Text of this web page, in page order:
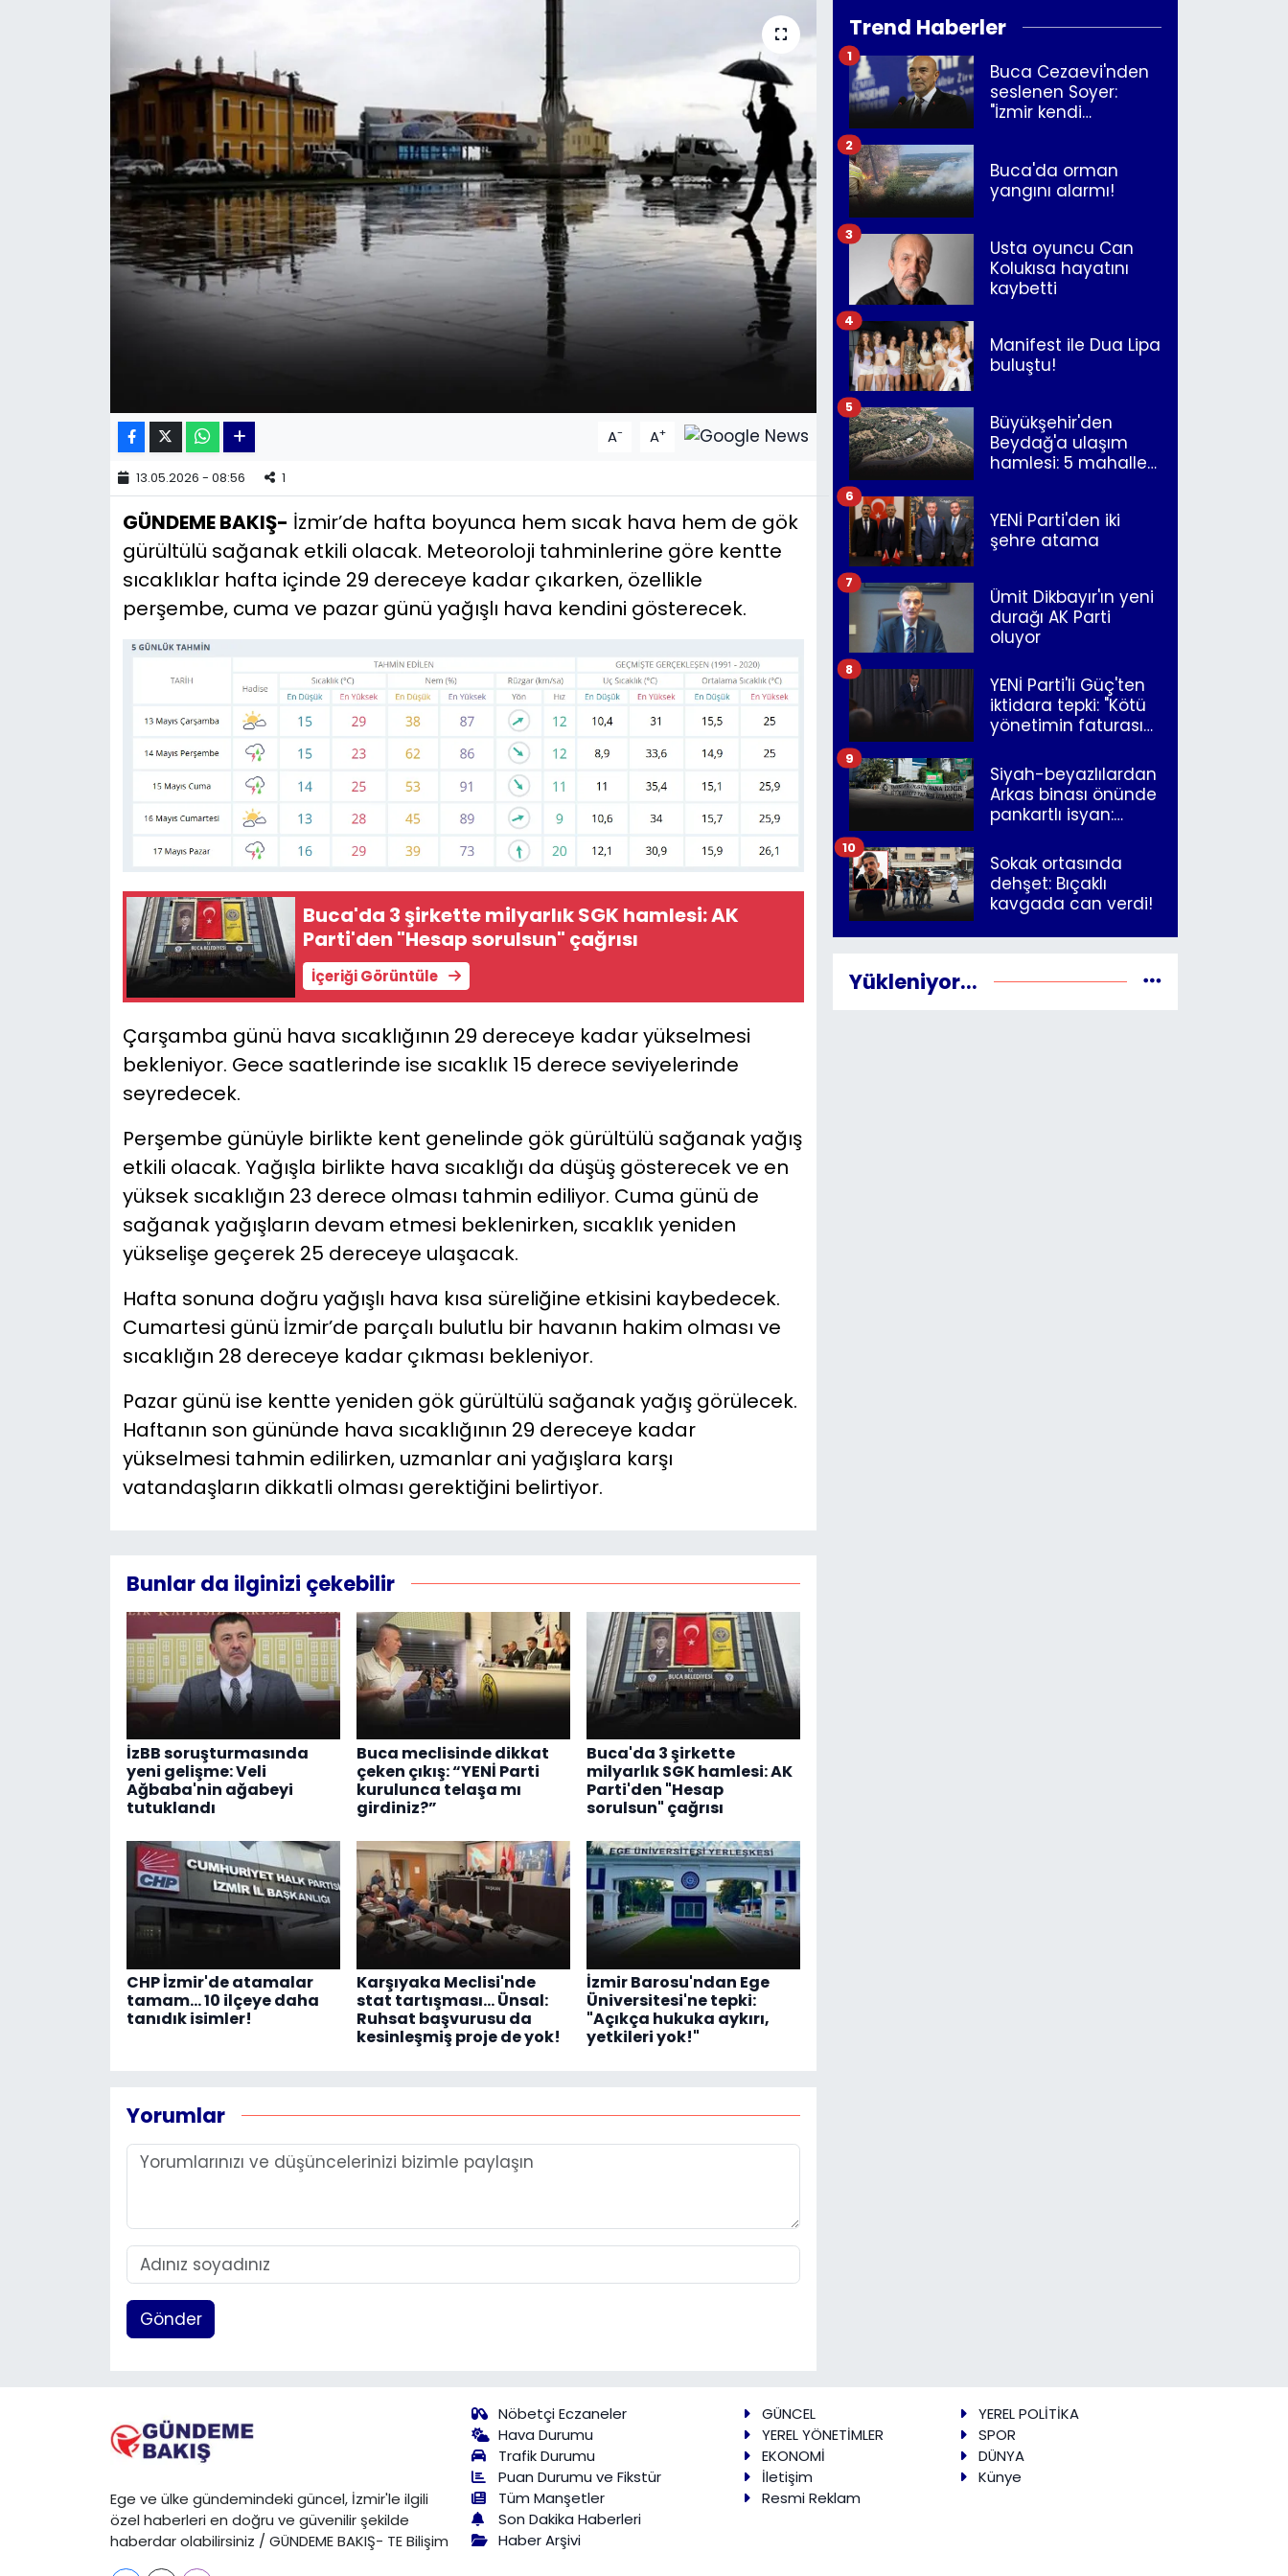
A- A+
13.05.2026 - 08:56 1
GÜNDEME BAKIŞ- İzmir’de hafta boyunca hem sıcak hava hem de gök
gürültülü sağanak etkili olacak. Meteoroloji tahminlerine göre kentte
sıcaklıklar hafta içinde 29 dereceye kadar çıkarken, özellikle
perşembe, cuma ve pazar günü yağışlı hava kendini gösterecek.
Buca'da 3 şirkette milyarlık SGK hamlesi: AK
Parti'den "Hesap sorulsun" çağrısı
İçeriği Görüntüle
Çarşamba günü hava sıcaklığının 29 dereceye kadar yükselmesi
bekleniyor. Gece saatlerinde ise sıcaklık 15 derece seviyelerinde
seyredecek.
Perşembe günüyle birlikte kent genelinde gök gürültülü sağanak yağış
etkili olacak. Yağışla birlikte hava sıcaklığı da düşüş gösterecek ve en
yüksek sıcaklığın 23 derece olması tahmin ediliyor. Cuma günü de
sağanak yağışların devam etmesi beklenirken, sıcaklık yeniden
yükselişe geçerek 25 dereceye ulaşacak.
Hafta sonuna doğru yağışlı hava kısa süreliğine etkisini kaybedecek.
Cumartesi günü İzmir’de parçalı bulutlu bir havanın hakim olması ve
sıcaklığın 28 dereceye kadar çıkması bekleniyor.
Pazar günü ise kentte yeniden gök gürültülü sağanak yağış görülecek.
Haftanın son gününde hava sıcaklığının 29 dereceye kadar
yükselmesi tahmin edilirken, uzmanlar ani yağışlara karşı
vatandaşların dikkatli olması gerektiğini belirtiyor.
Bunlar da ilginizi çekebilir
İzBB soruşturmasında
yeni gelişme: Veli
Ağbaba'nin ağabeyi
tutuklandı
Buca meclisinde dikkat
çeken çıkış: “YENİ Parti
kurulunca telaşa mı
girdiniz?”
Buca'da 3 şirkette
milyarlık SGK hamlesi: AK
Parti'den "Hesap
sorulsun" çağrısı
CHP İzmir'de atamalar
tamam... 10 ilçeye daha
tanıdık isimler!
Karşıyaka Meclisi'nde
stat tartışması... Ünsal:
Ruhsat başvurusu da
kesinleşmiş proje de yok!
İzmir Barosu'ndan Ege
Üniversitesi'ne tepki:
"Açıkça hukuka aykırı,
yetkileri yok!"
Yorumlar
Gönder
Trend Haberler
Buca Cezaevi'nden
seslenen Soyer:
"İzmir kendi
1
Buca'da orman
yangını alarmı!
2
Usta oyuncu Can
Kolukısa hayatını
kaybetti
3
Manifest ile Dua Lipa
buluştu!
4
Büyükşehir'den
Beydağ'a ulaşım
hamlesi: 5 mahalle
5
YENİ Parti'den iki
şehre atama
6
Ümit Dikbayır'ın yeni
durağı AK Parti
oluyor
7
YENİ Parti'li Güç'ten
iktidara tepki: "Kötü
yönetimin faturasını
8
Siyah-beyazlılardan
Arkas binası önünde
pankartlı isyan:
İzmir"
9
Sokak ortasında
dehşet: Bıçaklı
kavgada can verdi!
10
Yükleniyor...
Ege ve ülke gündemindeki güncel, İzmir'le ilgili
özel haberleri en doğru ve güvenilir şekilde
haberdar olabilirsiniz / GÜNDEME BAKIŞ- TE Bilişim
Nöbetçi Eczaneler
Hava Durumu
Trafik Durumu
Puan Durumu ve Fikstür
Tüm Manşetler
Son Dakika Haberleri
Haber Arşivi
GÜNCEL
YEREL POLİTİKA
YEREL YÖNETİMLER
SPOR
EKONOMİ
DÜNYA
İletişim
Künye
Resmi Reklam
MAGAZİN
POLİTİKA
SAĞLIK
Siyaset
YEREL POLİTİKA
YEREL YÖNETİMLER